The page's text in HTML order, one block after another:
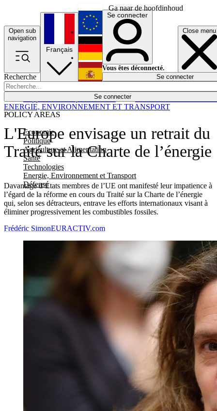
Ga naar de hoofdinhoud
Open sub
navigation
Close menu
Recherche
Se connecter
POLICY AREAS
Economie
Politique
Agriculture et Alimentation
Santé
Technologies
Energie, Environnement et Transport
Défense
Économie
Français
English
Deutsch
Español
Se connecter
Vous êtes déconnecté.
Se connecter
L'Europe envisage un retrait du
Traité sur la Charte de l’énergie
Davantage d’États membres de l’UE ont manifesté leur impatience à
l’égard de la réforme en cours du Traité sur la Charte de l’énergie
qui, selon ses détracteurs, entrave les efforts internationaux visant à
éliminer progressivement les combustibles fossiles.
ENERGIE, ENVIRONNEMENT ET TRANSPORT
Frédéric SimonEURACTIV.com